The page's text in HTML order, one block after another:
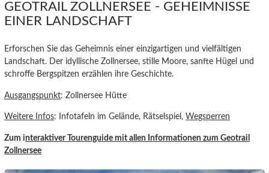
GEOTRAIL ZOLLNERSEE - GEHEIMNISSE
EINER LANDSCHAFT
Erforschen Sie das Geheimnis einer einzigartigen und vielfältigen
Landschaft. Der idyllische Zollnersee, stille Moore, sanfte Hügel und
schroffe Bergspitzen erzählen ihre Geschichte.
Ausgangspunkt: Zollnersee Hütte
Weitere Infos: Infotafeln im Gelände, Rätselspiel,Wegsperren
Zum interaktiver Tourenguide mit allen Informationen zum Geotrail
Zollnersee